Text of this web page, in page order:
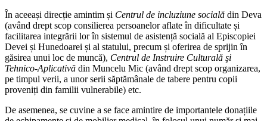
În aceeași direcție amintim și Centrul de incluziune socială din Deva
(având drept scop consilierea persoanelor aflate în dificultate și
facilitarea integrării lor în sistemul de asistență socială al Episcopiei
Devei și Hunedoarei și al statului, precum și oferirea de sprijin în
găsirea unui loc de muncă), Centrul de Instruire Culturală şi
Tehnico-Aplicativă din Muncelu Mic (având drept scop organizarea,
pe timpul verii, a unor serii săptămânale de tabere pentru copii
proveniți din familii vulnerabile) etc.
De asemenea, se cuvine a se face amintire de importantele donațiile